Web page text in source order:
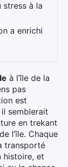
stress à la
a enrichi
à l’île de la
pas
est
semblerait
en trekant
l’île. Chaque
transporté
histoire, et